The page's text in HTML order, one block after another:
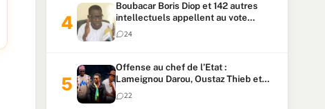
Boubacar Boris Diop et 142 autres
intellectuels appellent au vote
urgent de la révision
constitutionnelle
24
Offense au chef de l’Etat :
Lameignou Darou, Oustaz Thieb et
Ndiaye Touba lourdement
condamnés
22